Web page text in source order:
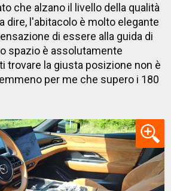
che alzano il livello della qualità
dire, l'abitacolo è molto elegante
di essere alla guida di
spazio è assolutamente
trovare la giusta posizione non è
per me che supero i 180